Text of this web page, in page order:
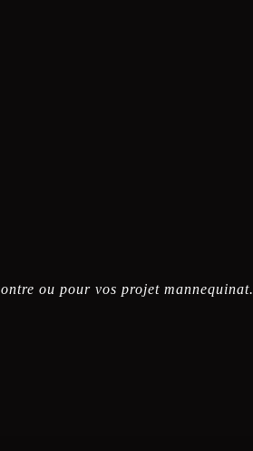
ou pour vos projet mannequinat.